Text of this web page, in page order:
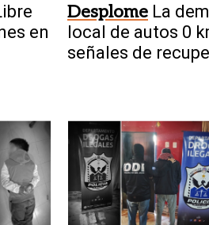
en
Desplome La
local de autos 0
señales de